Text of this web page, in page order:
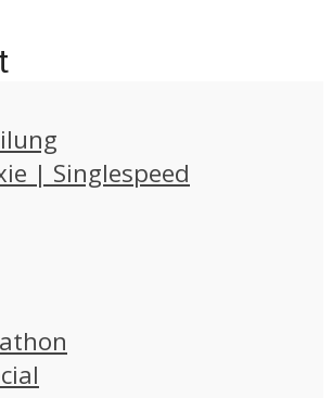
| Singlespeed